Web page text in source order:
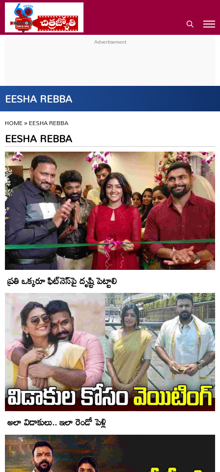
EESHA REBBA
HOME»EESHA REBBA
EESHA REBBA
ప్ర‌తి ఒక్క‌రూ ఫిట్‌నెస్‌పై దృష్టి పెట్టాలి
అలా విడాకులు.. ఇలా రెండో పెళ్లి